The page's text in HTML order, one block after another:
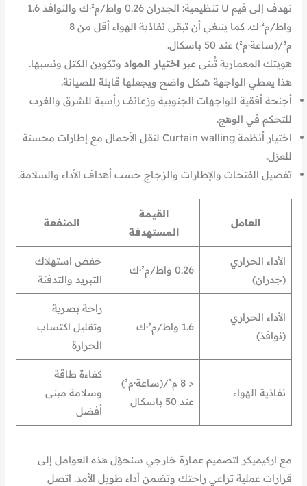
نهدف إلى قيم U تنظيمية: الجدران 0.26 واط/م²·ك والنوافذ 1.6
واط/م²·ك. كما ينبغي أن تبقى نفاذية الهواء أقل من 8
م³/(ساعة·م²) عند 50 باسكال.
هويتك المعمارية تُبنى عبراختيار المواد وتكوين الكتل ونسبها.
هذا يعطي الواجهة شكل واضح ويجعلها قابلة للصيانة.
أجنحة أفقية للواجهات الجنوبية وزعانف رأسية للشرق والغرب
للتحكم في الوهج.
اختيار أنظمة Curtain walling لنقل الأحمال مع إطارات محسنة
للعزل.
تفصيل الفتحات والإطارات والزجاج حسب أهداف الأداء والسلامة.
العامل
القيمة
المستهدفة
المنفعة
الأداء الحراري
(جدران)
0.26 واط/م²·ك
خفض استهلاك
التبريد والتدفئة
الأداء الحراري
(نوافذ)
1.6 واط/م²·ك
راحة بصرية
وتقليل اكتساب
الحرارة
نفاذية الهواء
< 8 م³/(ساعة·م²)
عند 50 باسكال
كفاءة طاقة
وسلامة مبنى
أفضل
مع اركيميكر لتصميم عمارة خارجي سنحوّل هذه العوامل إلى
قرارات عملية تراعي راحتك وتضمن أداء طويل الأمد. اتصل